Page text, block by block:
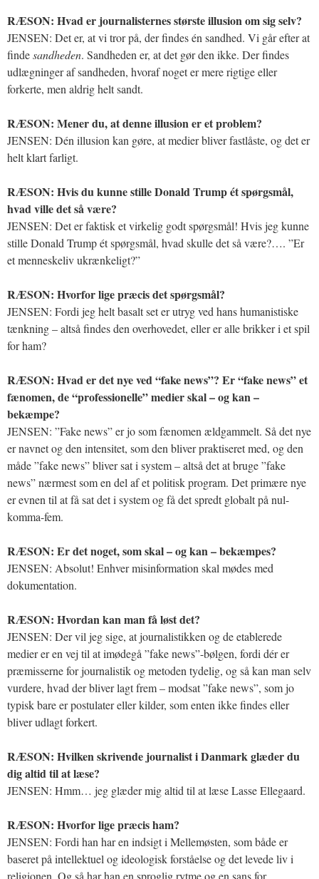
RÆSON: Hvad er journalisternes største illusion om sig selv?
JENSEN: Det er, at vi tror på, der findes én sandhed. Vi går efter at
findesandheden. Sandheden er, at det gør den ikke. Der findes
udlægninger af sandheden, hvoraf noget er mere rigtige eller
forkerte, men aldrig helt sandt.
RÆSON: Mener du, at denne illusion er et problem?
JENSEN: Dén illusion kan gøre, at medier bliver fastlåste, og det er
helt klart farligt.
RÆSON: Hvis du kunne stille Donald Trump ét spørgsmål,
hvad ville det så være?
JENSEN: Det er faktisk et virkelig godt spørgsmål! Hvis jeg kunne
stille Donald Trump ét spørgsmål, hvad skulle det så være?…. ”Er
et menneskeliv ukrænkeligt?”
RÆSON: Hvorfor lige præcis det spørgsmål?
JENSEN: Fordi jeg helt basalt set er utryg ved hans humanistiske
tænkning – altså findes den overhovedet, eller er alle brikker i et spil
for ham?
RÆSON: Hvad er det nye ved “fake news”? Er “fake news” et
fænomen, de “professionelle” medier skal – og kan –
bekæmpe?
JENSEN: ”Fake news” er jo som fænomen ældgammelt. Så det nye
er navnet og den intensitet, som den bliver praktiseret med, og den
måde ”fake news” bliver sat i system – altså det at bruge ”fake
news” nærmest som en del af et politisk program. Det primære nye
er evnen til at få sat det i system og få det spredt globalt på nul-
komma-fem.
RÆSON: Er det noget, som skal – og kan – bekæmpes?
JENSEN: Absolut! Enhver misinformation skal mødes med
dokumentation.
RÆSON: Hvordan kan man få løst det?
JENSEN: Der vil jeg sige, at journalistikken og de etablerede
medier er en vej til at imødegå ”fake news”-bølgen, fordi dér er
præmisserne for journalistik og metoden tydelig, og så kan man selv
vurdere, hvad der bliver lagt frem – modsat ”fake news”, som jo
typisk bare er postulater eller kilder, som enten ikke findes eller
bliver udlagt forkert.
RÆSON: Hvilken skrivende journalist i Danmark glæder du
dig altid til at læse?
JENSEN: Hmm… jeg glæder mig altid til at læse Lasse Ellegaard.
RÆSON: Hvorfor lige præcis ham?
JENSEN: Fordi han har en indsigt i Mellemøsten, som både er
baseret på intellektuel og ideologisk forståelse og det levede liv i
religionen. Og så har han en sproglig rytme og en sans for